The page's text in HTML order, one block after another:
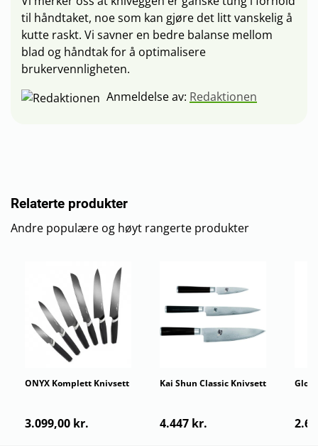
til håndtaket, noe som kan gjøre det litt vanskelig å
kutte raskt. Vi savner en bedre balanse mellom
blad og håndtak for å optimalisere
brukervennligheten.
Anmeldelse av: Redaktionen
Relaterte produkter
Andre populære og høyt rangerte produkter
ONYX Komplett Knivsett
3.099,00 kr.
Kai Shun Classic Knivsett
4.447 kr.